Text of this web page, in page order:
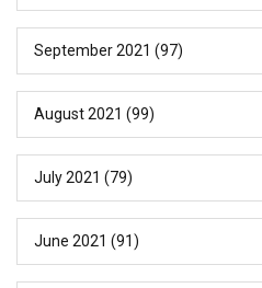
September 2021 (97)
August 2021 (99)
July 2021 (79)
June 2021 (91)